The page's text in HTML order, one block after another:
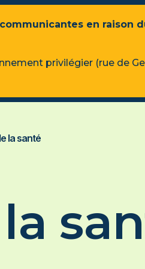
Vidéo officielle
Découvrez le
VISUALISER
en raison
privilégier (rue de
la santé